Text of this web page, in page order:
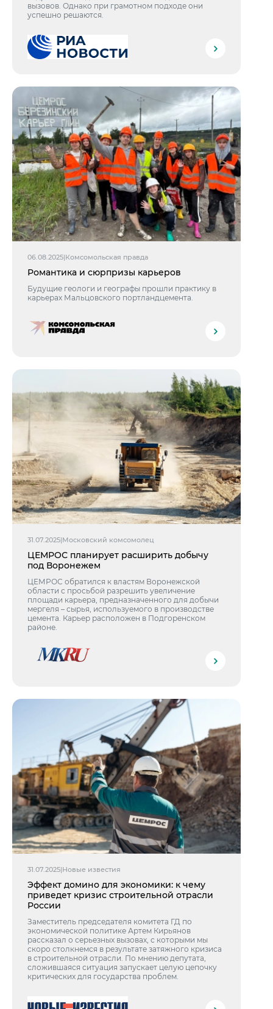
вызовов. Однако при грамотном подходе они
успешно решаются.
06.08.2025|Комсомольская правда
Романтика и сюрпризы карьеров
Будущие геологи и географы прошли практику в
карьерах Мальцовского портландцемента.
31.07.2025|Московский комсомолец
ЦЕМРОС планирует расширить добычу
под Воронежем
ЦЕМРОС обратился к властям Воронежской
области с просьбой разрешить увеличение
площади карьера, предназначенного для добычи
мергеля – сырья, используемого в производстве
цемента. Карьер расположен в Подгоренском
районе.
31.07.2025|Новые известия
Эффект домино для экономики: к чему
приведет кризис строительной отрасли
России
Заместитель председателя комитета ГД по
экономической политике Артем Кирьянов
рассказал о серьезных вызовах, с которыми мы
скоро столкнемся в результате затяжного кризиса
в строительной отрасли. По мнению депутата,
сложившаяся ситуация запускает целую цепочку
критических для государства проблем.